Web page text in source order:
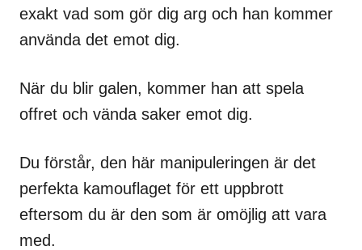
exakt vad som gör dig arg och han kommer
använda det emot dig.
När du blir galen, kommer han att spela
offret och vända saker emot dig.
Du förstår, den här manipuleringen är det
perfekta kamouflaget för ett uppbrott
eftersom du är den som är omöjlig att vara
med.